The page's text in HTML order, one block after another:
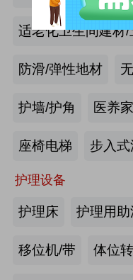
适老化卫生间建材
防滑/弹性地材
护墙/护角 医养
座椅电梯 步入式
护理设备
护理床 护理用
移位机/带 体位
最新资讯
产业头条